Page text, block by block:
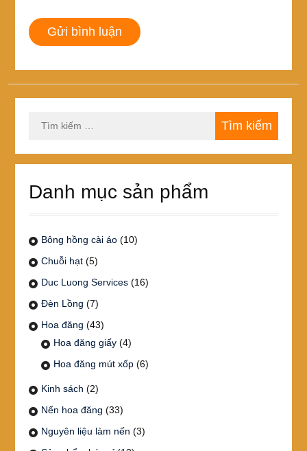
kiếm
Danh mục sản phẩm
Bông hồng cài áo (10)
Chuỗi hạt (5)
Duc Luong Services (16)
Đèn Lồng (7)
Hoa đăng (43)
Hoa đăng giấy (4)
Hoa đăng mút xốp (6)
Kinh sách (2)
Nến hoa đăng (33)
Nguyên liệu làm nến (3)